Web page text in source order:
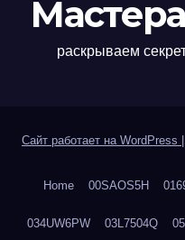
раскрываем
Сайт работает на WordPress
Home 00SAOS5H
034UW6PW 03L7504Q